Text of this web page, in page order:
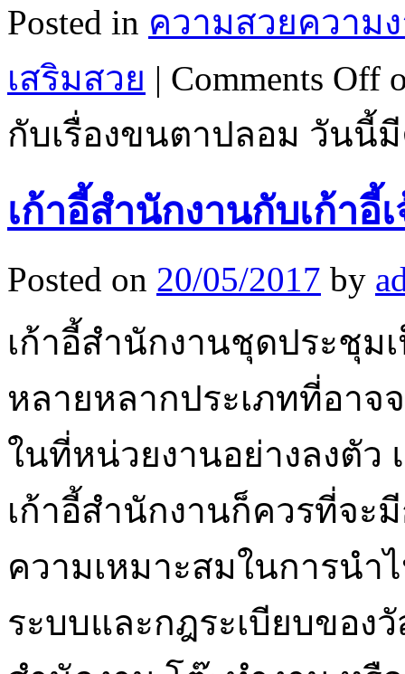
Posted in ความสวยความ
เสริมสวย | Comments Off
กับเรื่องขนตาปลอม วันนี้
เก้าอี้สำนักงานกับเก้าอี้
Posted on 20/05/2017 by
เก้าอี้สำนักงานชุดประชุ
หลายหลากประเภทที่อาจ
ในที่หน่วยงานอย่างลงตัว
เก้าอี้สำนักงานก็ควรที่จะ
ความเหมาะสมในการนำ
ระบบและกฎระเบียบของ